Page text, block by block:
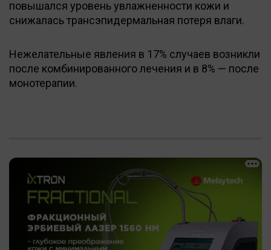
повышался уровень увлажненности кожи и
снижалась трансэпидермальная потеря влаги.
Нежелательные явления в 17% случаев возникли
после комбинированного лечения и в 8% — после
монотерапии.